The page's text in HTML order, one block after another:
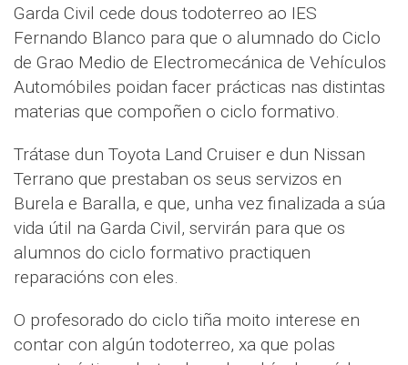
Garda Civil cede dous todoterreo ao IES
Fernando Blanco para que o alumnado do Ciclo
de Grao Medio de Electromecánica de Vehículos
Automóbiles poidan facer prácticas nas distintas
materias que compoñen o ciclo formativo.
Trátase dun Toyota Land Cruiser e dun Nissan
Terrano que prestaban os seus servizos en
Burela e Baralla, e que, unha vez finalizada a súa
vida útil na Garda Civil, servirán para que os
alumnos do ciclo formativo practiquen
reparacións con eles.
O profesorado do ciclo tiña moito interese en
contar con algún todoterreo, xa que polas